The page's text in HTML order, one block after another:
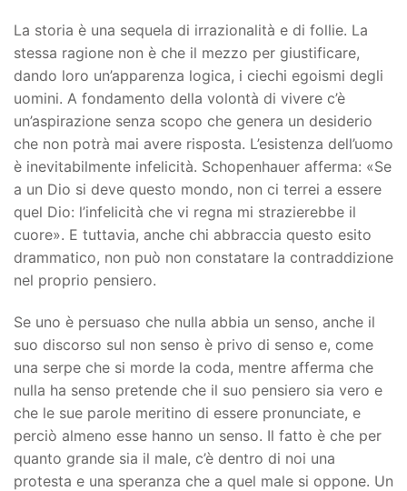
La storia è una sequela di irrazionalità e di follie. La
stessa ragione non è che il mezzo per giustificare,
dando loro un’apparenza logica, i ciechi egoismi degli
uomini. A fondamento della volontà di vivere c’è
un’aspirazione senza scopo che genera un desiderio
che non potrà mai avere risposta. L’esistenza dell’uomo
è inevitabilmente infelicità. Schopenhauer afferma: «Se
a un Dio si deve questo mondo, non ci terrei a essere
quel Dio: l’infelicità che vi regna mi strazierebbe il
cuore». E tuttavia, anche chi abbraccia questo esito
drammatico, non può non constatare la contraddizione
nel proprio pensiero.
Se uno è persuaso che nulla abbia un senso, anche il
suo discorso sul non senso è privo di senso e, come
una serpe che si morde la coda, mentre afferma che
nulla ha senso pretende che il suo pensiero sia vero e
che le sue parole meritino di essere pronunciate, e
perciò almeno esse hanno un senso. Il fatto è che per
quanto grande sia il male, c’è dentro di noi una
protesta e una speranza che a quel male si oppone. Un